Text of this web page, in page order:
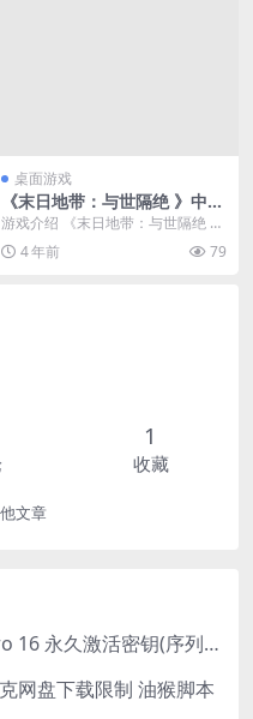
桌面游戏
《末日地带：与世隔绝 》中文
版
游戏介绍 《末日地带：与世隔绝 》
是一款末日生存题材的城市建造类
游戏。你将带领人...
4 年前 79
1
收藏
文章
VMware Workstation Pro 16 永久激活密钥(序列号)
网盘下载限制 油猴脚本